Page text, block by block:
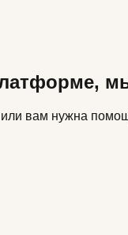
или вам нужна